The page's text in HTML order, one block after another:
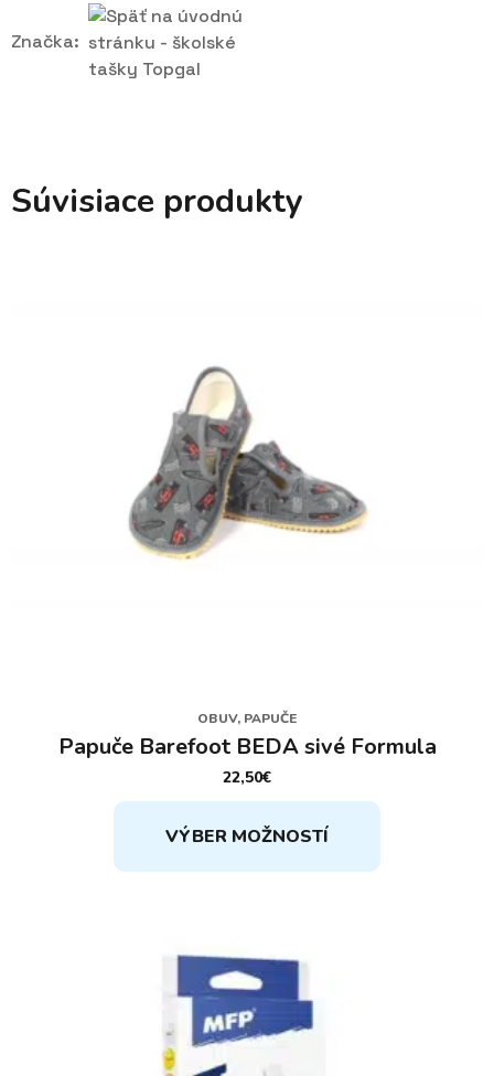
Značka:
Súvisiace produkty
OBUV, PAPUČE
Papuče Barefoot BEDA sivé Formula
22,50€
VÝBER MOŽNOSTÍ
Tento
produkt
má
môžete